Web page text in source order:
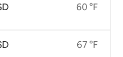
60 °F
67 °F